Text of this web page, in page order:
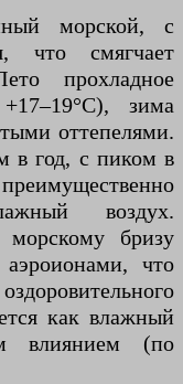
морской, с
что смягчает
прохладное
зима
оттепелями.
в год, с пиком в
воздух.
бризу
что
как влажный
влиянием (по